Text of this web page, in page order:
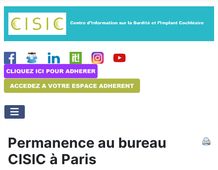
Permanence au bureau
CISIC à Paris